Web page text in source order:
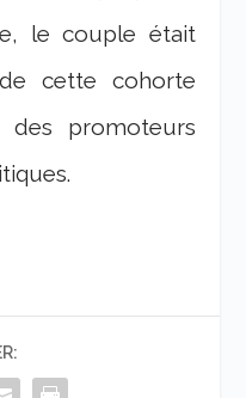
le couple était
cette cohorte
des promoteurs